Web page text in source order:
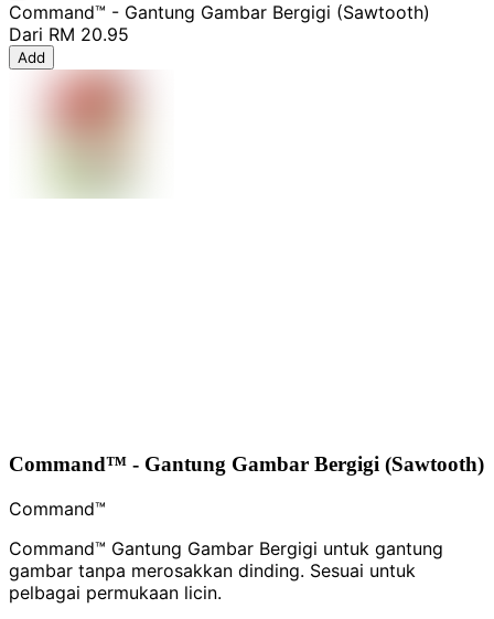
Command™ - Gantung Gambar Bergigi (Sawtooth)
Dari RM 20.95
Add
Command™ - Gantung Gambar Bergigi (Sawtooth)
Command™
Command™ Gantung Gambar Bergigi untuk gantung
gambar tanpa merosakkan dinding. Sesuai untuk
pelbagai permukaan licin.